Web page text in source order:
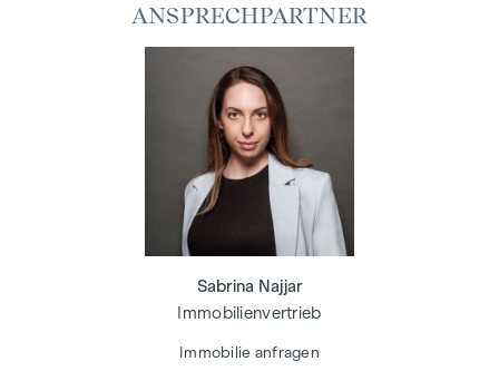
ANSPRECHPARTNER
Sabrina Najjar
Immobilienvertrieb
Immobilie anfragen